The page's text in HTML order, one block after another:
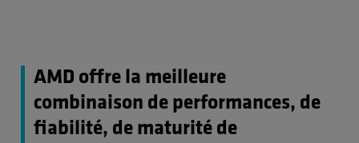
AMD offre la meilleure
combinaison de performances, de
fiabilité, de maturité de